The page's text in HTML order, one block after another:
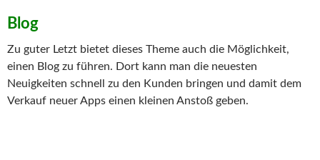
Blog
Zu guter Letzt bietet dieses Theme auch die Möglichkeit,
einen Blog zu führen. Dort kann man die neuesten
Neuigkeiten schnell zu den Kunden bringen und damit dem
Verkauf neuer Apps einen kleinen Anstoß geben.